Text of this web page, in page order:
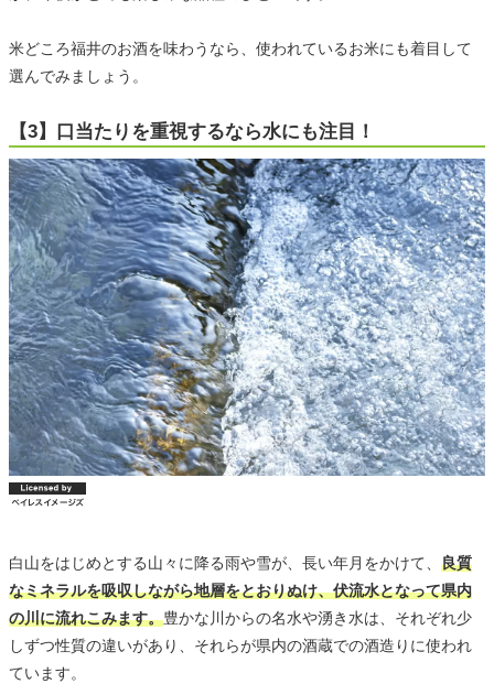
米どころ福井のお酒を味わうなら、使われているお米にも着目して
選んでみましょう。
【3】口当たりを重視するなら水にも注目！
白山をはじめとする山々に降る雨や雪が、長い年月をかけて、 良質
なミネラルを吸収しながら地層をとおりぬけ、伏流水となって県内
の川に流れこみます。豊かな川からの名水や湧き水は、それぞれ少
しずつ性質の違いがあり、それらが県内の酒蔵での酒造りに使われ
ています。